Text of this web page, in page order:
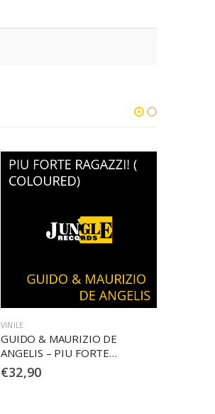
VINILE
GUIDO & MAURIZIO DE
ANGELIS – LA POLIZIA
INCRIMINA LA LEGGE ASSOLVE
(ORIGINAL MOTION PICTURE
€32,90